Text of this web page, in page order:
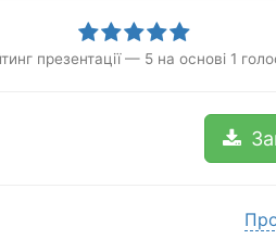
презентації — 5 на основі 1